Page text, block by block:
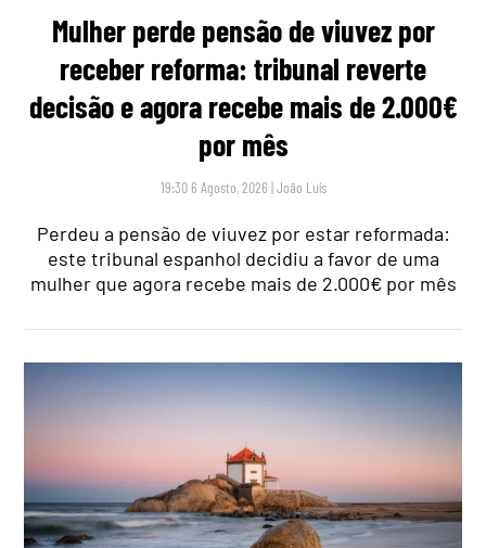
Mulher perde pensão de viuvez por
receber reforma: tribunal reverte
decisão e agora recebe mais de 2.000€
por mês
19:30 6 Agosto, 2026 |João Luís
Perdeu a pensão de viuvez por estar reformada:
este tribunal espanhol decidiu a favor de uma
mulher que agora recebe mais de 2.000€ por mês